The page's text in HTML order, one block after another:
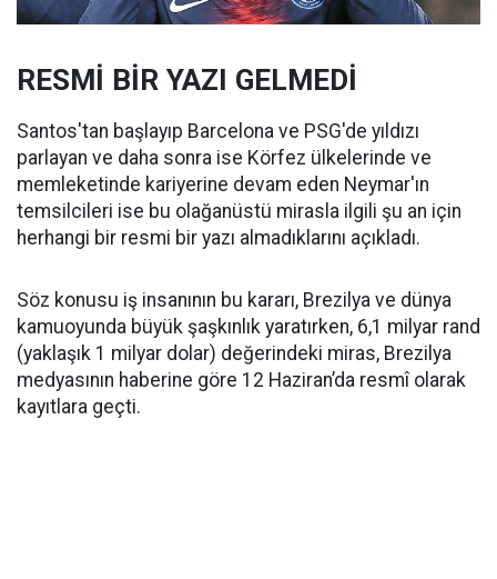
RESMİ BİR YAZI GELMEDİ
Santos'tan başlayıp Barcelona ve PSG'de yıldızı
parlayan ve daha sonra ise Körfez ülkelerinde ve
memleketinde kariyerine devam eden Neymar'ın
temsilcileri ise bu olağanüstü mirasla ilgili şu an için
herhangi bir resmi bir yazı almadıklarını açıkladı.
Söz konusu iş insanının bu kararı, Brezilya ve dünya
kamuoyunda büyük şaşkınlık yaratırken, 6,1 milyar rand
(yaklaşık 1 milyar dolar) değerindeki miras, Brezilya
medyasının haberine göre 12 Haziran’da resmî olarak
kayıtlara geçti.